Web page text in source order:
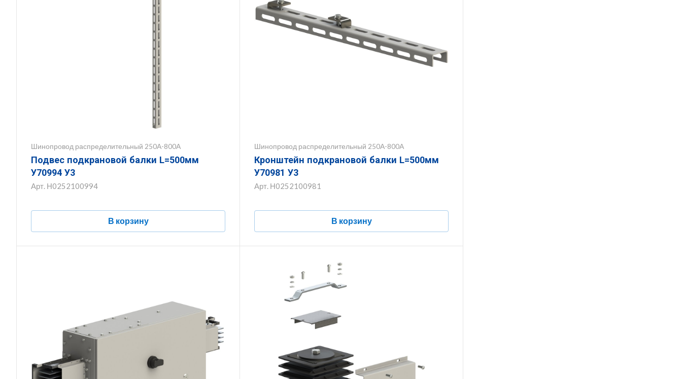
Шинопровод распределительный 250А-800А
Подвес подкрановой балки L=500мм
У70994 У3
Арт. Н0252100994
В корзину
Шинопровод распределительный 250А-800А
Кронштейн подкрановой балки L=500мм
У70981 У3
Арт. Н0252100981
В корзину